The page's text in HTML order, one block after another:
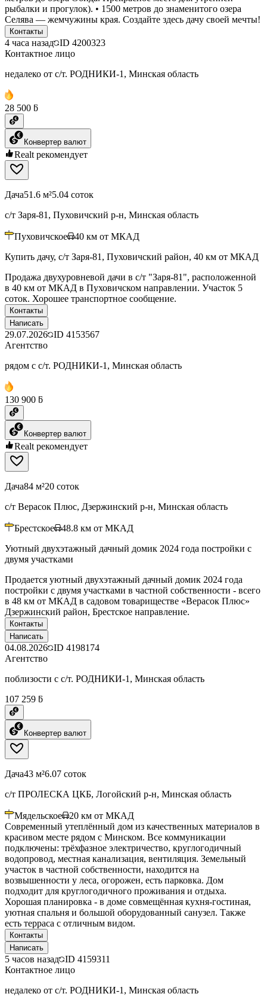
рыбалки и прогулок). • 1500 метров до знаменитого озера
Селява — жемчужины края. Создайте здесь дачу своей мечты!
Контакты
4 часа назад ID 4200323
Контактное лицо
недалеко от с/т. РОДНИКИ-1, Минская область
28 500 ƃ
Конвертер валют
Realt рекомендует
Дача51.6 м²5.04 соток
с/т Заря-81, Пуховичский р-н, Минская область
Пуховичское 40 км от МКАД
Купить дачу, с/т Заря-81, Пуховичский район, 40 км от МКАД
Продажа двухуровневой дачи в с/т "Заря-81", расположенной
в 40 км от МКАД в Пуховичском направлении. Участок 5
соток. Хорошее транспортное сообщение.
Контакты
Написать
29.07.2026 ID 4153567
Агентство
рядом с с/т. РОДНИКИ-1, Минская область
130 900 ƃ
Конвертер валют
Realt рекомендует
Дача84 м²20 соток
с/т Верасок Плюс, Дзержинский р-н, Минская область
Брестское 48.8 км от МКАД
Уютный двухэтажный дачный домик 2024 года постройки с
двумя участками
Продается уютный двухэтажный дачный домик 2024 года
постройки с двумя участками в частной собственности - всего
в 48 км от МКАД в садовом товариществе «Верасок Плюс»
Дзержинский район, Брестское направление.
Контакты
Написать
04.08.2026 ID 4198174
Агентство
поблизости с с/т. РОДНИКИ-1, Минская область
107 259 ƃ
Конвертер валют
Дача43 м²6.07 соток
с/т ПРОЛЕСКА ЦКБ, Логойский р-н, Минская область
Мядельское 20 км от МКАД
Современный утеплённый дом из качественных материалов в
красивом месте рядом с Минском. Все коммуникации
подключены: трёхфазное электричество, круглогодичный
водопровод, местная канализация, вентиляция. Земельный
участок в частной собственности, находится на
возвышенности у леса, огорожен, есть парковка. Дом
подходит для круглогодичного проживания и отдыха.
Хорошая планировка - в доме совмещённая кухня-гостиная,
уютная спальня и большой оборудованный санузел. Также
есть терраса с отличным видом.
Контакты
Написать
5 часов назад ID 4159311
Контактное лицо
недалеко от с/т. РОДНИКИ-1, Минская область